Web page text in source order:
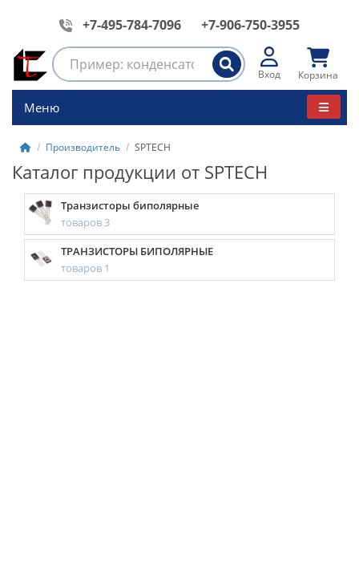
+7-495-784-7096 +7-906-750-3955
Вход Корзина
Меню
Производитель SPTECH
Каталог продукции от SPTECH
Транзисторы биполярные
товаров 3
ТРАНЗИСТОРЫ БИПОЛЯРНЫЕ
товаров 1